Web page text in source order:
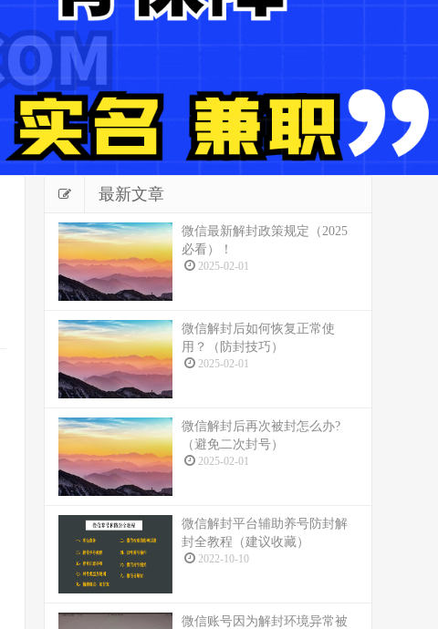
最新文章
微信最新解封政策规定（2025
必看）！
2025-02-01
微信解封后如何恢复正常使
用？（防封技巧）
2025-02-01
微信解封后再次被封怎么办?
（避免二次封号）
2025-02-01
微信解封平台辅助养号防封解
封全教程（建议收藏）
2022-10-10
微信账号因为解封环境异常被